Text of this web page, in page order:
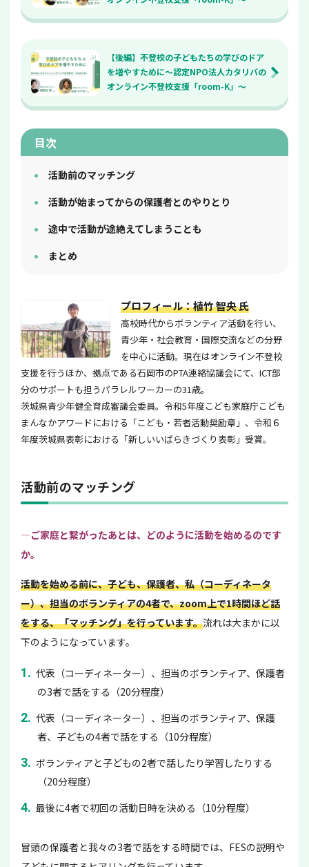
【後編】不登校の子どもたちの学びのドア
を増やすために～認定NPO法人カタリバの
オンライン不登校支援「room-K」～
目次
活動前のマッチング
活動が始まってからの保護者とのやりとり
途中で活動が途絶えてしまうことも
まとめ
プロフィール：植竹 智央 氏
高校時代からボランティア活動を行い、
青少年・社会教育・国際交流などの分野
を中心に活動。現在はオンライン不登校
支援を行うほか、拠点である石岡市のPTA連絡協議会にて、ICT部
分のサポートも担うパラレルワーカーの31歳。
茨城県青少年健全育成審議会委員。令和5年度こども家庭庁こども
まんなかアワードにおける「こども・若者活動奨励章」、令和６
年度茨城県表彰における「新しいいばらきづくり表彰」受賞。
活動前のマッチング
—ご家庭と繋がったあとは、どのように活動を始めるのです
か。
活動を始める前に、子ども、保護者、私（コーディネータ
ー）、担当のボランティアの4者で、zoom上で1時間ほど話
をする、「マッチング」を行っています。流れは大まかに以
下のようになっています。
代表（コーディネーター）、担当のボランティア、保護者
の3者で話をする（20分程度）
代表（コーディネーター）、担当のボランティア、保護
者、子どもの4者で話をする（10分程度）
ボランティアと子どもの2者で話したり学習したりする
（20分程度）
最後に4者で初回の活動日時を決める（10分程度）
冒頭の保護者と我々の3者で話をする時間では、FESの説明や